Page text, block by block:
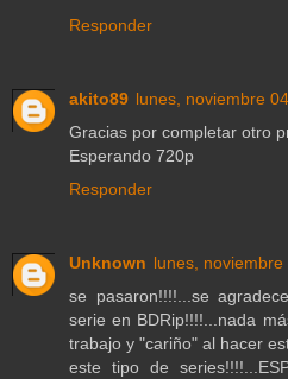
Responder
akito89 lunes, noviembre
Gracias por completar otro
Esperando 720p
Responder
Unknown lunes, noviembre
se pasaron!!!!...se
serie en BDRip!!!!...nada
trabajo y "cariño" al hacer
este tipo de